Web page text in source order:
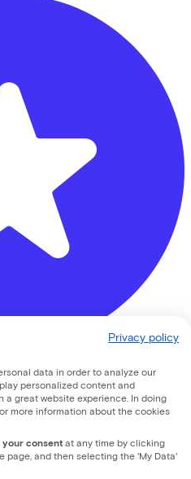
Privacy policy
data in order to analyze our
personalized content and
a great website experience. In doing
more information about the cookies
your consent at any time by clicking
page, and then selecting the 'My Data'